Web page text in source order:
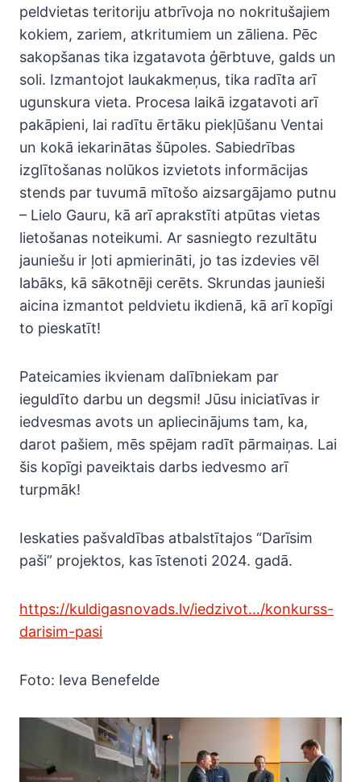
peldvietas teritoriju atbrīvoja no nokritušajiem
kokiem, zariem, atkritumiem un zāliena. Pēc
sakopšanas tika izgatavota ģērbtuve, galds un
soli. Izmantojot laukakmeņus, tika radīta arī
ugunskura vieta. Procesa laikā izgatavoti arī
pakāpieni, lai radītu ērtāku piekļūšanu Ventai
un kokā iekarinātas šūpoles. Sabiedrības
izglītošanas nolūkos izvietots informācijas
stends par tuvumā mītošo aizsargājamo putnu
– Lielo Gauru, kā arī aprakstīti atpūtas vietas
lietošanas noteikumi. Ar sasniegto rezultātu
jauniešu ir ļoti apmierināti, jo tas izdevies vēl
labāks, kā sākotnēji cerēts. Skrundas jaunieši
aicina izmantot peldvietu ikdienā, kā arī kopīgi
to pieskatīt!
Pateicamies ikvienam dalībniekam par
ieguldīto darbu un degsmi! Jūsu iniciatīvas ir
iedvesmas avots un apliecinājums tam, ka,
darot pašiem, mēs spējam radīt pārmaiņas. Lai
šis kopīgi paveiktais darbs iedvesmo arī
turpmāk!
Ieskaties pašvaldības atbalstītajos “Darīsim
paši” projektos, kas īstenoti 2024. gadā.
https://kuldigasnovads.lv/iedzivot…/konkurss-
darisim-pasi
Foto: Ieva Benefelde